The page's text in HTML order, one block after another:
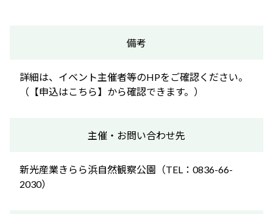
備考
詳細は、イベント主催者等のHPをご確認ください。
（【申込はこちら】から確認できます。）
主催・お問い合わせ先
新光産業きらら浜自然観察公園（TEL：0836-66-
2030）